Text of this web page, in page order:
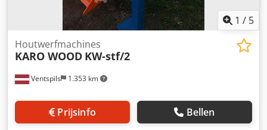
1 / 5
Ventspils 1.353 km
Houtwerfmachines
KARO WOOD KW-stf/2
Prijsinfo Bellen